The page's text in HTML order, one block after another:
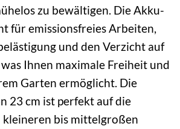
zu bewältigen. Die Akku-
für emissionsfreies Arbeiten,
und den Verzicht auf
Ihnen maximale Freiheit und
Garten ermöglicht. Die
23 cm ist perfekt auf die
kleineren bis mittelgroßen